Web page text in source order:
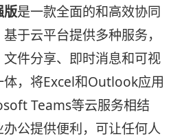
版是一款全面的和高效协同
于云平台提供多种服务，
件分享、即时消息和可视
体，将Excel和Outlook应用
Teams等云服务相结
公提供便利，可让任何人